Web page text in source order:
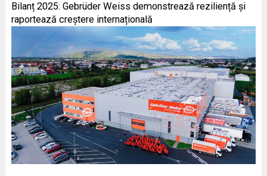
Bilanț 2025: Gebrüder Weiss demonstrează reziliență și
raportează creștere internațională